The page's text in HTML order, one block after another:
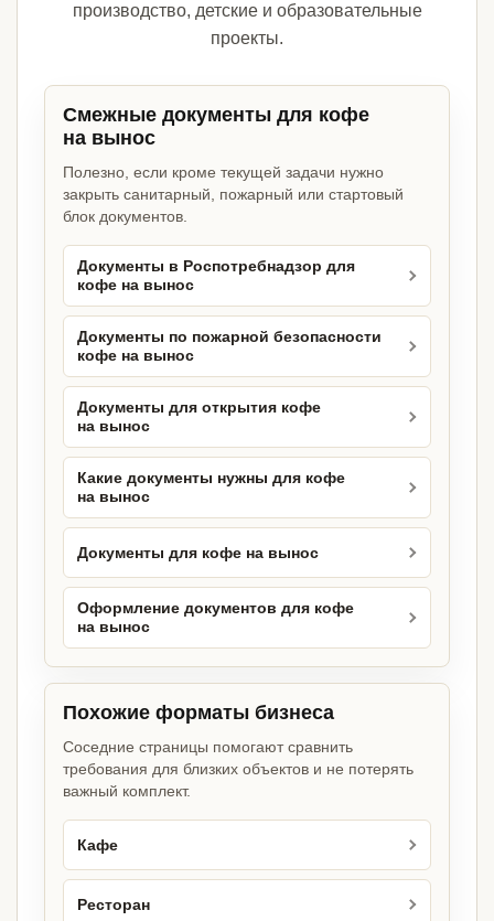
производство, детские и образовательные
проекты.
Смежные документы для кофе
на вынос
Полезно, если кроме текущей задачи нужно
закрыть санитарный, пожарный или стартовый
блок документов.
Документы в Роспотребнадзор для
кофе на вынос
Документы по пожарной безопасности
кофе на вынос
Документы для открытия кофе
на вынос
Какие документы нужны для кофе
на вынос
Документы для кофе на вынос
Оформление документов для кофе
на вынос
Похожие форматы бизнеса
Соседние страницы помогают сравнить
требования для близких объектов и не потерять
важный комплект.
Кафе
Ресторан